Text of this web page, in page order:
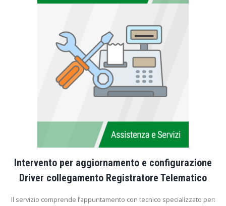
Intervento per aggiornamento e configurazione
Driver collegamento Registratore Telematico
Il servizio comprende l’appuntamento con tecnico specializzato per: